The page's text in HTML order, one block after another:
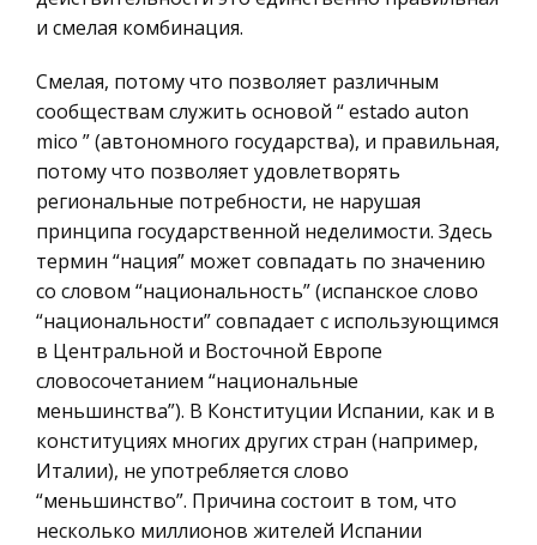
Ценные бумаги
Трудовое право
История государства и права зарубежных
стран
Транспорт
Банковское дело и кредитование
Здоровье
Астрономия
Биржевое дело
Биология
Экономико-математическое
моделирование
Российское предпринимательское право
Киевское метро
саме цим засобом пересування, і за небачено
короткий час потік пасажирів метро збільшився
настільки, що перевершив найбільш
оптимістичні сподівання. В насту
Роль СССР в становлении новой немецкой
государственности в 1945-1949 годах
Предмет-история Отечества. Роль СССР в
становлении новой немецкой
государственности в 1945-1949 гг. Выполнил:
ученик 9 ”В” класса Лийв Вячеслав.
Руководитель: учитель истории Мальшакова
Н.Н. ( I кат
и смелая комбинация.
Смелая, потому что позволяет различным
сообществам служить основой “ еstado auton
mico ” (автономного государства), и правильная,
потому что позволяет удовлетворять
региональные потребности, не нарушая
принципа государственной неделимости. Здесь
термин “нация” может совпадать по значению
со словом “национальность” (испанское слово
“национальности” совпадает с использующимся
в Центральной и Восточной Европе
словосочетанием “национальные
меньшинства”). В Конституции Испании, как и в
конституциях многих других стран (например,
Италии), не употребляется слово
“меньшинство”. Причина состоит в том, что
несколько миллионов жителей Испании